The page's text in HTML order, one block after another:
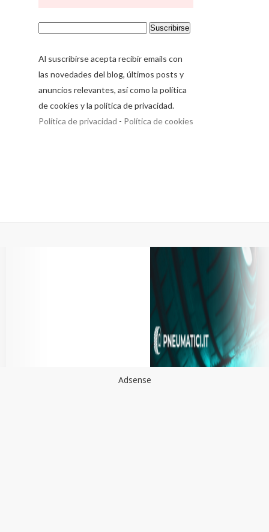
Al suscribirse acepta recibir emails con
las novedades del blog, últimos posts y
anuncios relevantes, así como la política
de cookies y la política de privacidad.
Política de privacidad - Política de cookies
Adsense